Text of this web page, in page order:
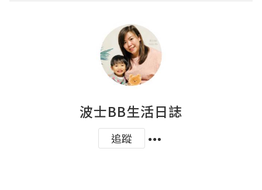
波士BB生活日誌
追蹤